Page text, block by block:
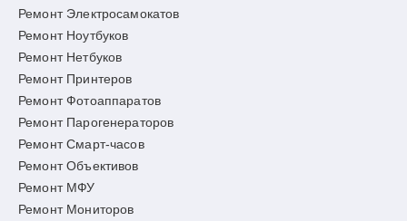
Ремонт Электросамокатов
Ремонт Ноутбуков
Ремонт Нетбуков
Ремонт Принтеров
Ремонт Фотоаппаратов
Ремонт Парогенераторов
Ремонт Смарт-часов
Ремонт Объективов
Ремонт МФУ
Ремонт Мониторов